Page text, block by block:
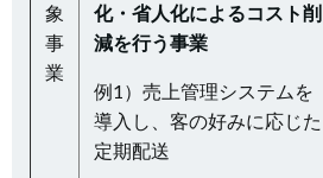
象
事
業
化・省人化によるコスト削
減を行う事業
例1）売上管理システムを
導入し、客の好みに応じた
定期配送